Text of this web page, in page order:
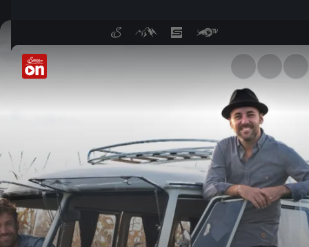
Lasst’s ma’s schee griaßn! -